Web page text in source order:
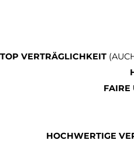
TOP VERTRÄGLICHKEIT
FAIRE
HOCHWERTIGE